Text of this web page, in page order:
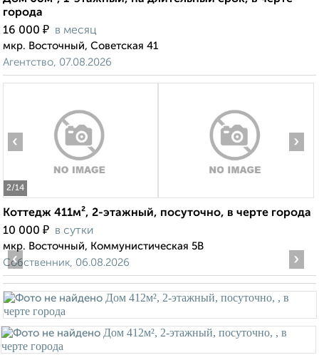
города
16 000 ₽ в месяц
мкр. Восточный, Советская 41
Агентство, 07.08.2026
2/14
‹ ›
Коттедж 411м², 2-этажный, посуточно, в черте города
10 000 ₽ в сутки
мкр. Восточный, Коммунистическая 5В
Собственник, 06.08.2026
‹ ›